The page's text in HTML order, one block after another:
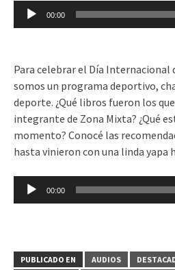
Reproductor
00:00
Para celebrar el Día Internacional
somos un programa deportivo,
deporte. ¿Qué libros fueron los
integrante de Zona Mixta? ¿Qué
momento? Conocé las
hasta vinieron con una linda yapa
Reproductor
00:00
PUBLICADO EN AUDIOS